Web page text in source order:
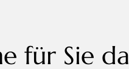
für Sie da